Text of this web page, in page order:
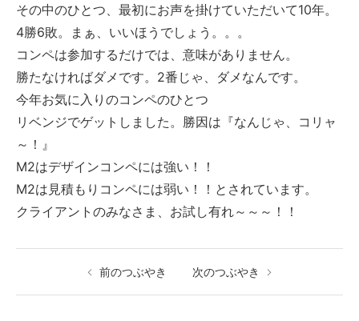
その中のひとつ、最初にお声を掛けていただいて10年。
4勝6敗。まぁ、いいほうでしょう。。。
コンペは参加するだけでは、意味がありません。
勝たなければダメです。2番じゃ、ダメなんです。
今年お気に入りのコンペのひとつ
リベンジでゲットしました。勝因は『なんじゃ、コリャ
～！』
M2はデザインコンペには強い！！
M2は見積もりコンペには弱い！！とされています。
クライアントのみなさま、お試し有れ～～～！！
前のつぶやき 次のつぶやき